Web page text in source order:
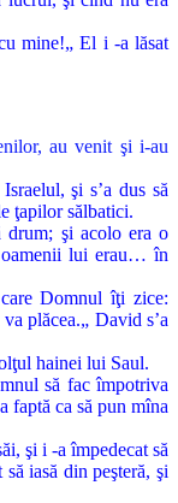
mine!„ El i -a lăsat
au venit şi i-au
şi s’a dus să
ţapilor sălbatici.
drum; şi acolo era o
oamenii lui erau… în
Domnul îţi zice:
plăcea.„ David s’a
hainei lui Saul.
să fac împotriva
faptă ca să pun mîna
şi i -a împedecat să
iasă din peşteră, şi